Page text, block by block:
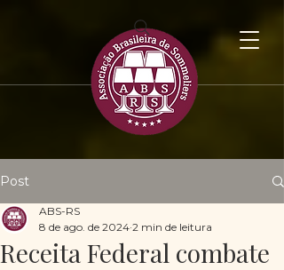
Post
Receita Federal combate
ABS-RS
8 de ago. de 2024 2 min de leitura